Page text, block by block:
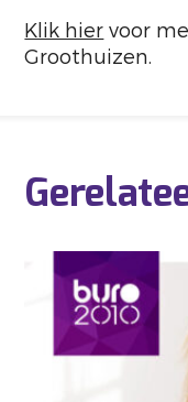
Klik hier voor
Groothuizen.